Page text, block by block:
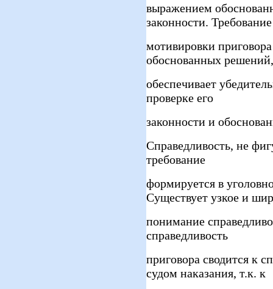
выражением
законности. Требование
мотивировки
обоснованных решений,
обеспечивает
проверке его
законности и
Справедливость, не
требование
формируется в
Существует узкое и
понимание
справедливость
приговора сводится к
судом наказания, т.к. к